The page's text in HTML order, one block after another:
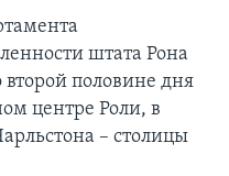
штата Рона
половине дня
центре Роли, в
– столицы